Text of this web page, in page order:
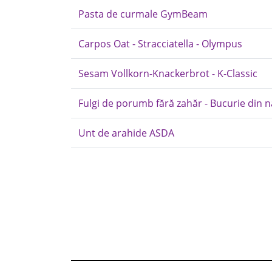
Pasta de curmale GymBeam
Carpos Oat - Stracciatella - Olympus
Sesam Vollkorn-Knackerbrot - K-Classic
Fulgi de porumb fără zahăr - Bucurie din
Unt de arahide ASDA